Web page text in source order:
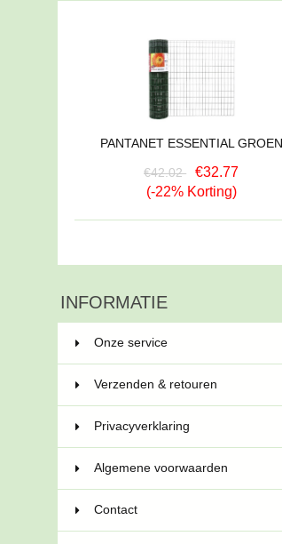
PANTANET ESSENTIAL GROEN
€42.02
€32.77
(-22% Korting)
INFORMATIE
Onze service
Verzenden & retouren
Privacyverklaring
Algemene voorwaarden
Contact